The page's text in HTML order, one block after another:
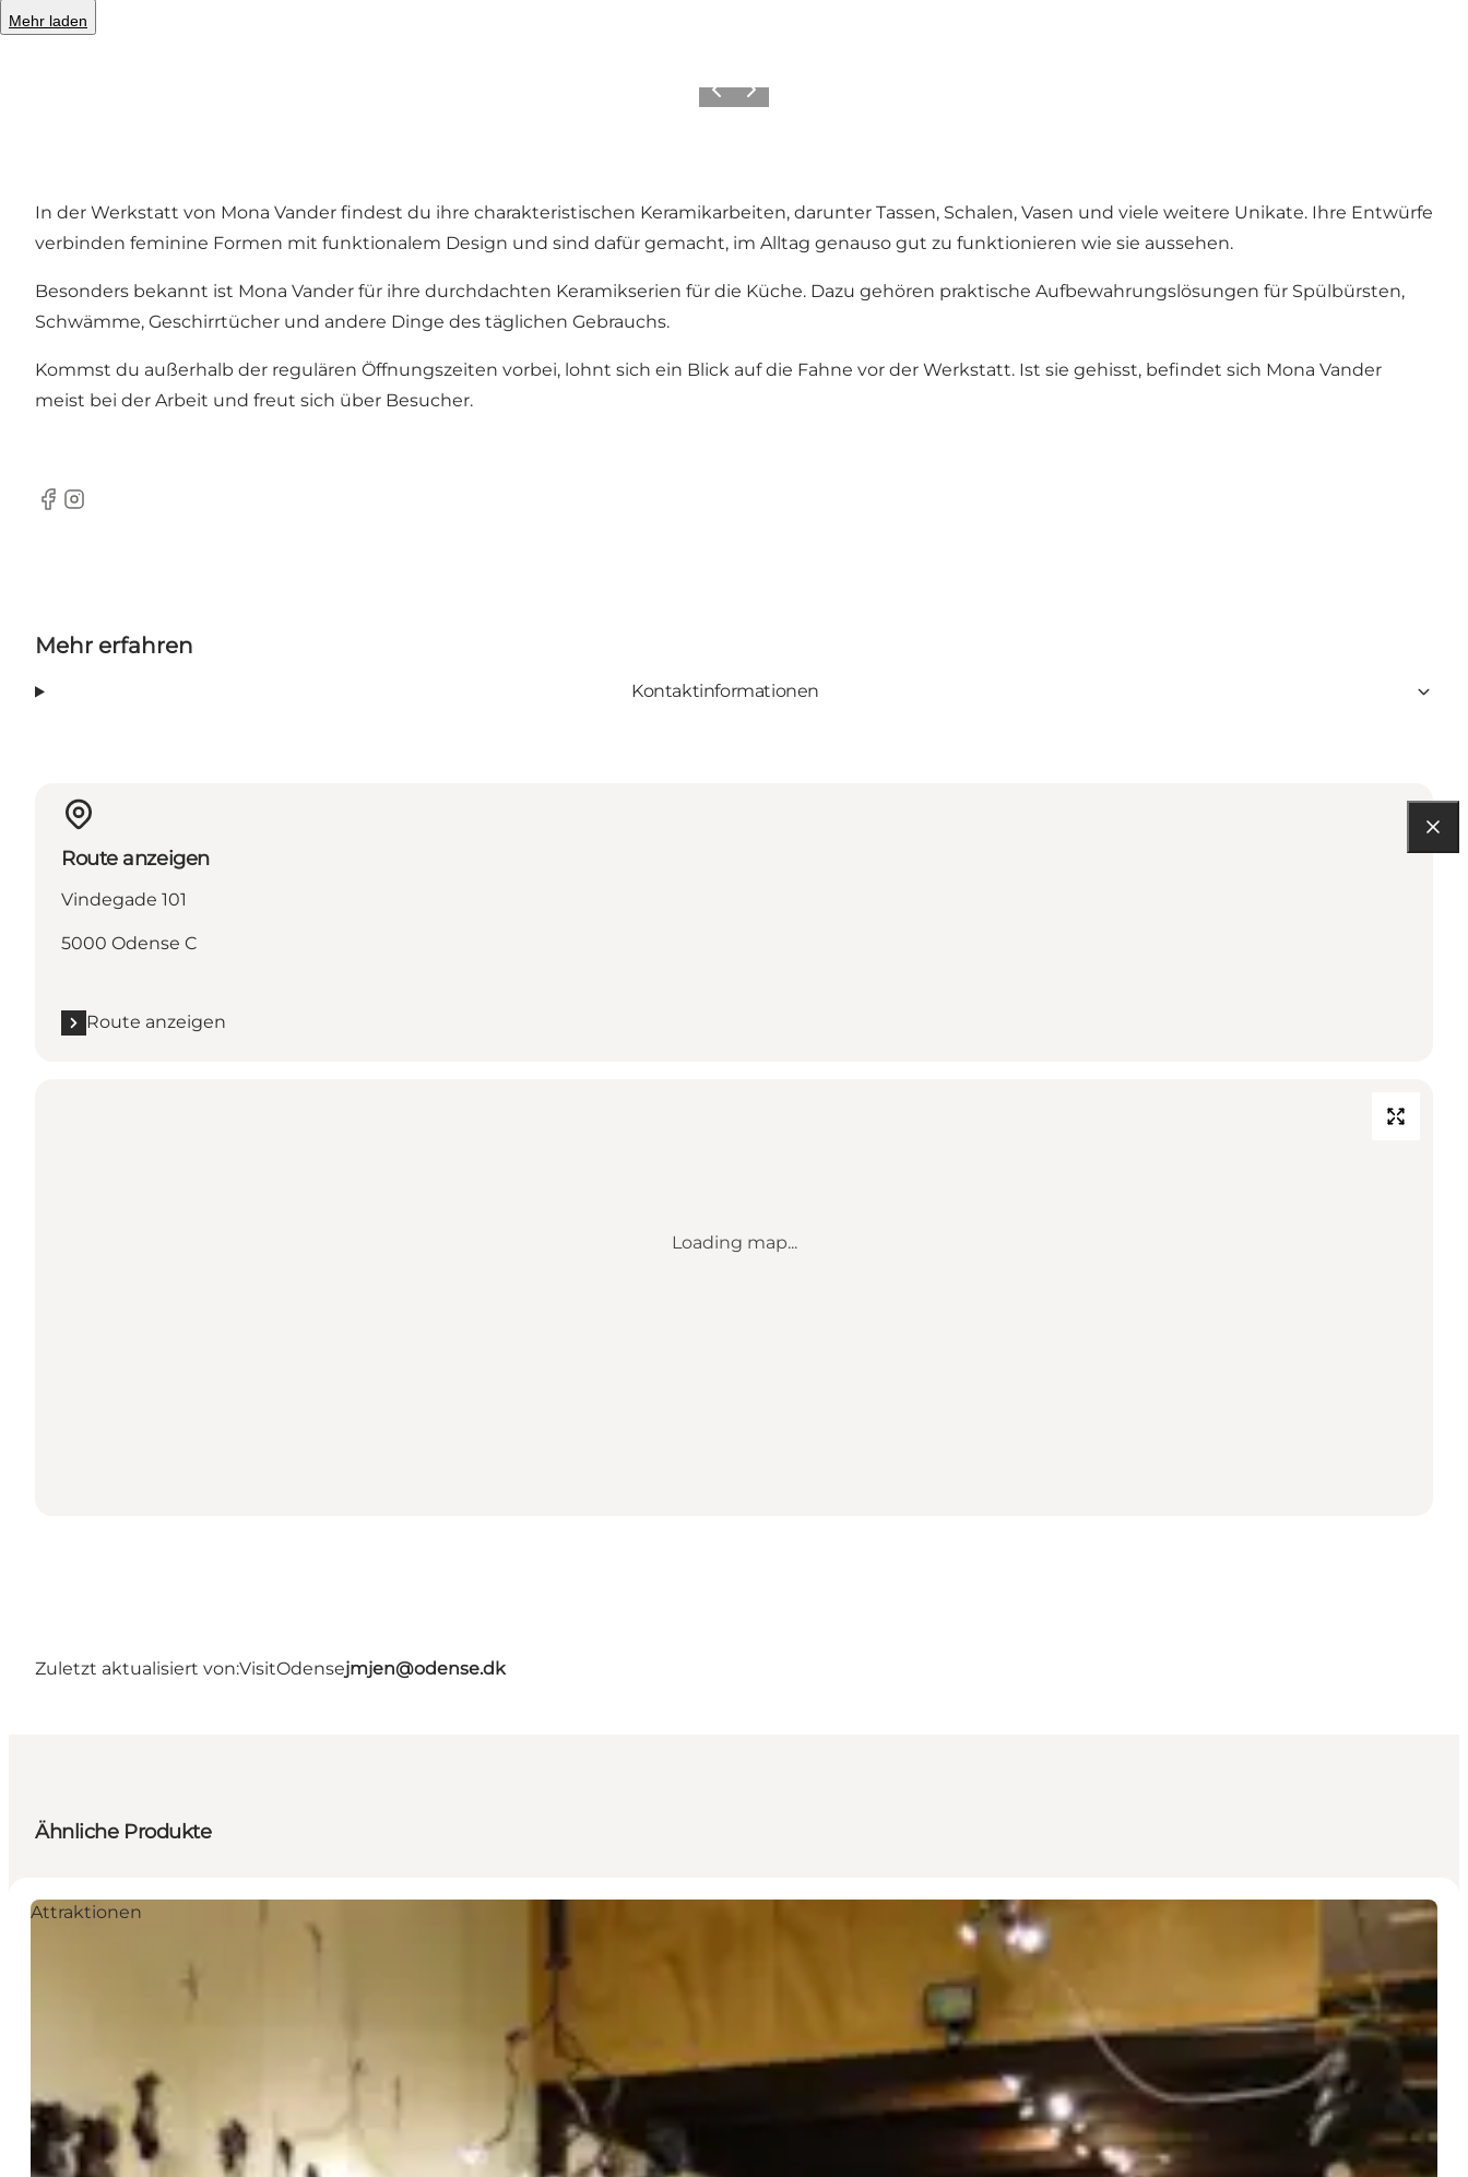
Mehr ladenFoto
ZurückWeiter
In der Werkstatt von Mona Vander findest du ihre charakteristischen Keramikarbeiten, darunter Tassen, Schalen, Vasen und viele weitere Unikate. Ihre Entwürfe
verbinden feminine Formen mit funktionalem Design und sind dafür gemacht, im Alltag genauso gut zu funktionieren wie sie aussehen.
Besonders bekannt ist Mona Vander für ihre durchdachten Keramikserien für die Küche. Dazu gehören praktische Aufbewahrungslösungen für Spülbürsten,
Schwämme, Geschirrtücher und andere Dinge des täglichen Gebrauchs.
Kommst du außerhalb der regulären Öffnungszeiten vorbei, lohnt sich ein Blick auf die Fahne vor der Werkstatt. Ist sie gehisst, befindet sich Mona Vander
meist bei der Arbeit und freut sich über Besucher.
Facebook
Instagram
Mehr erfahren
Kontaktinformationen
Route anzeigen
Vindegade 101
5000 Odense C
Route anzeigen
Loading map...
Zuletzt aktualisiert von:VisitOdensejmjen@odense.dk
Ähnliche Produkte
Attraktionen